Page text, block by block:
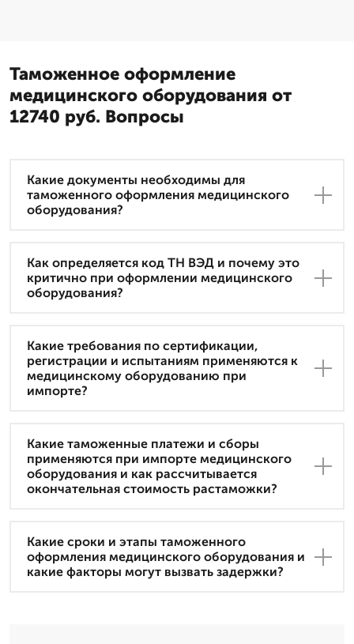
Таможенное оформление
медицинского оборудования от
12740 руб. Вопросы
Какие документы необходимы для
таможенного оформления медицинского
оборудования?
Как определяется код ТН ВЭД и почему это
критично при оформлении медицинского
оборудования?
Какие требования по сертификации,
регистрации и испытаниям применяются к
медицинскому оборудованию при
импорте?
Какие таможенные платежи и сборы
применяются при импорте медицинского
оборудования и как рассчитывается
окончательная стоимость растаможки?
Какие сроки и этапы таможенного
оформления медицинского оборудования и
какие факторы могут вызвать задержки?